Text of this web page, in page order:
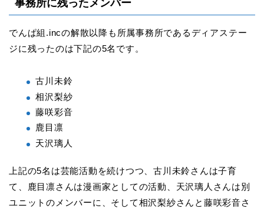
事務所に残ったメンバー
でんぱ組.incの解散以降も所属事務所であるディアステー
ジに残ったのは下記の5名です。
古川未鈴
相沢梨紗
藤咲彩音
鹿目凛
天沢璃人
上記の5名は芸能活動を続けつつ、古川未鈴さんは子育
て、鹿目凛さんは漫画家としての活動、天沢璃人さんは別
ユニットのメンバーに、そして相沢梨紗さんと藤咲彩音さ